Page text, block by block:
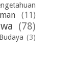
(11)
(78)
(3)